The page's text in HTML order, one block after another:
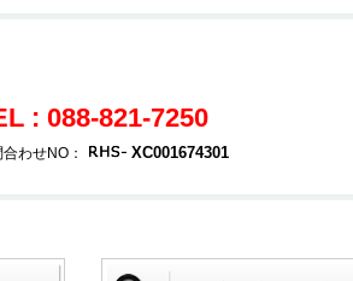
: 088-821-7250
合わせNO： XC001674301